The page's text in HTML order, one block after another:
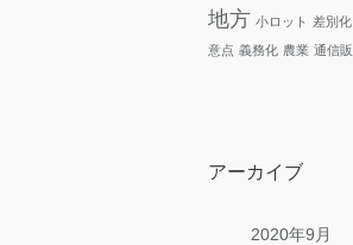
地方 小ロット 差別化
意点 義務化 農業 通信
アーカイブ
2020年9月